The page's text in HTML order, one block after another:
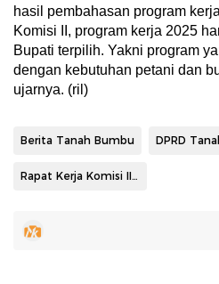
hasil pembahasan program
Komisi II, program kerja 2025
Bupati terpilih. Yakni program
dengan kebutuhan petani dan
ujarnya. (ril)
Berita Tanah Bumbu DPRD
Rapat Kerja Komisi II DPRD Tanbu